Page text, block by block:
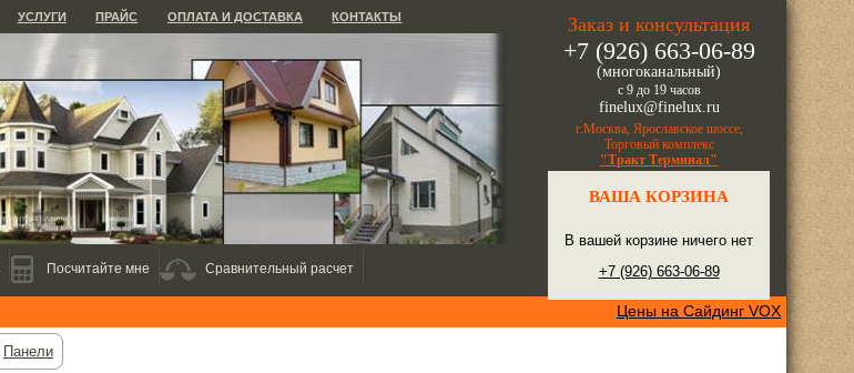
Заказ и консультация
+7 (926) 663-06-89
(многоканальный)
с 9 до 19 часов
finelux@finelux.ru
г.Москва, Ярославское шоссе,
Торговый комплекс
"Тракт Терминал"
ВАША КОРЗИНА
В вашей корзине ничего нет
+7 (926) 663-06-89
УСЛУГИ ПРАЙС ОПЛАТА И ДОСТАВКА КОНТАКТЫ
Цены на Cайдинг VOX
Панели
Посчитайте мне Сравнительный расчет